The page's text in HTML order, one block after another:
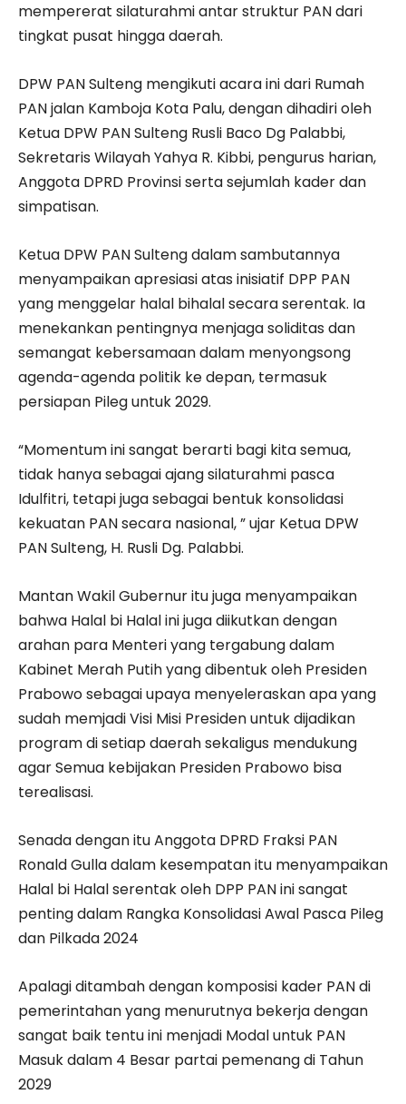
mempererat silaturahmi antar struktur PAN dari
tingkat pusat hingga daerah.
DPW PAN Sulteng mengikuti acara ini dari Rumah
PAN jalan Kamboja Kota Palu, dengan dihadiri oleh
Ketua DPW PAN Sulteng Rusli Baco Dg Palabbi,
Sekretaris Wilayah Yahya R. Kibbi, pengurus harian,
Anggota DPRD Provinsi serta sejumlah kader dan
simpatisan.
Ketua DPW PAN Sulteng dalam sambutannya
menyampaikan apresiasi atas inisiatif DPP PAN
yang menggelar halal bihalal secara serentak. Ia
menekankan pentingnya menjaga soliditas dan
semangat kebersamaan dalam menyongsong
agenda-agenda politik ke depan, termasuk
persiapan Pileg untuk 2029.
“Momentum ini sangat berarti bagi kita semua,
tidak hanya sebagai ajang silaturahmi pasca
Idulfitri, tetapi juga sebagai bentuk konsolidasi
kekuatan PAN secara nasional, ” ujar Ketua DPW
PAN Sulteng, H. Rusli Dg. Palabbi.
Mantan Wakil Gubernur itu juga menyampaikan
bahwa Halal bi Halal ini juga diikutkan dengan
arahan para Menteri yang tergabung dalam
Kabinet Merah Putih yang dibentuk oleh Presiden
Prabowo sebagai upaya menyeleraskan apa yang
sudah memjadi Visi Misi Presiden untuk dijadikan
program di setiap daerah sekaligus mendukung
agar Semua kebijakan Presiden Prabowo bisa
terealisasi.
Senada dengan itu Anggota DPRD Fraksi PAN
Ronald Gulla dalam kesempatan itu menyampaikan
Halal bi Halal serentak oleh DPP PAN ini sangat
penting dalam Rangka Konsolidasi Awal Pasca Pileg
dan Pilkada 2024
Apalagi ditambah dengan komposisi kader PAN di
pemerintahan yang menurutnya bekerja dengan
sangat baik tentu ini menjadi Modal untuk PAN
Masuk dalam 4 Besar partai pemenang di Tahun
2029